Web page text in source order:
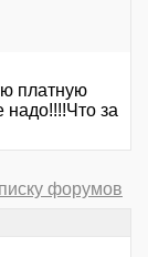
платную
надо!!!!Что за
форумов